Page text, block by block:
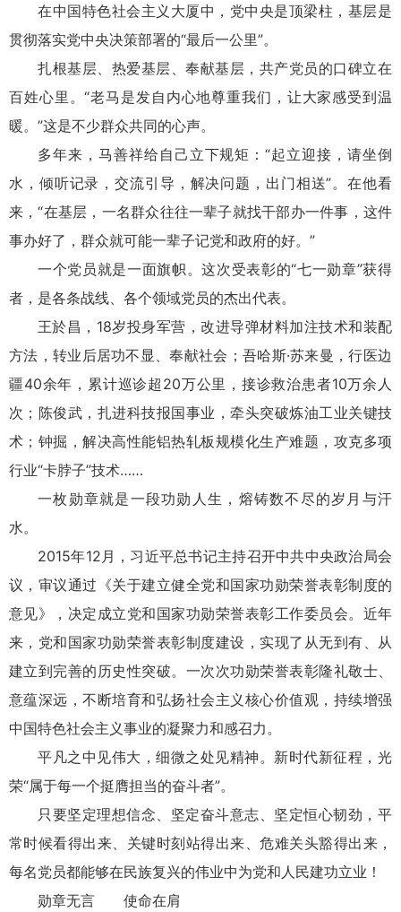
在中国特色社会主义大厦中，党中央是顶梁柱，基层是
贯彻落实党中央决策部署的“最后一公里”。
扎根基层、热爱基层、奉献基层，共产党员的口碑立在
百姓心里。“老马是发自内心地尊重我们，让大家感受到温
暖。”这是不少群众共同的心声。
多年来，马善祥给自己立下规矩：“起立迎接，请坐倒
水，倾听记录，交流引导，解决问题，出门相送”。在他看
来，“在基层，一名群众往往一辈子就找干部办一件事，这件
事办好了，群众就可能一辈子记党和政府的好。”
一个党员就是一面旗帜。这次受表彰的“七一勋章”获得
者，是各条战线、各个领域党员的杰出代表。
王於昌，18岁投身军营，改进导弹材料加注技术和装配
方法，转业后居功不显、奉献社会；吾哈斯·苏来曼，行医边
疆40余年，累计巡诊超20万公里，接诊救治患者10万余人
次；陈俊武，扎进科技报国事业，牵头突破炼油工业关键技
术；钟掘，解决高性能铝热轧板规模化生产难题，攻克多项
行业“卡脖子”技术
一枚勋章就是一段功勋人生，熔铸数不尽的岁月与汗
水。
2015年12月，习近平总书记主持召开中共中央政治局会
议，审议通过《关于建立健全党和国家功勋荣誉表彰制度的
意见》，决定成立党和国家功勋荣誉表彰工作委员会。近年
来，党和国家功勋荣誉表彰制度建设，实现了从无到有、从
建立到完善的历史性突破。一次次功勋荣誉表彰隆礼敬士、
意蕴深远，不断培育和弘扬社会主义核心价值观，持续增强
中国特色社会主义事业的凝聚力和感召力。
平凡之中见伟大，细微之处见精神。新时代新征程，光
荣“属于每一个挺膺担当的奋斗者”。
只要坚定理想信念、坚定奋斗意志、坚定恒心韧劲，平
常时候看得出来、关键时刻站得出来、危难关头豁得出来，
每名党员都能够在民族复兴的伟业中为党和人民建功立业！
勋章无言 使命在肩